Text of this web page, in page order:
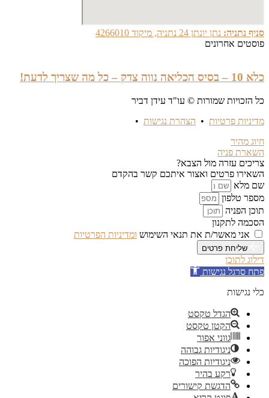
סניף נתניה: נתן יונתן 24 נתניה, מיקוד 4266010
פוסטים אחרונים
כלא 10 – בסיס הכליאה נווה צדק – כל מה שצריך לדעת!
כל הזכויות שמורות © עו"ד עידן דביר
מדיניות פרטיות • הצהרת נגישות •
חיוג מהיר
השארת פניה
צריכים עזרה מול הצבא?
השאירו פרטים ואצור איתכם קשר בהקדם
שם מלא
מספר טלפון
תוכן הפניה
הסכמה לתקנון
אני מאשר/ת את תנאי השימוש ומדיניות הפרטיות
שליחת פרטים
דילוג לתוכן
פתח סרגל נגישות
כלי נגישות
הגדל טקסט
הקטן טקסט
גווני אפור
ניגודיות גבוהה
ניגודיות הפוכה
רקע בהיר
הדגשת קישורים